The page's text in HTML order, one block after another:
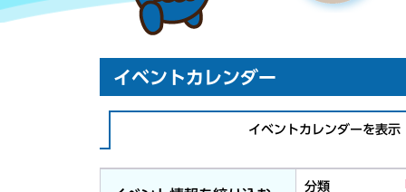
イベントカレンダー
イベントカレンダーを表示
分類